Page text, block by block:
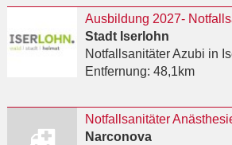
Stadt Iserlohn
Notfallsanitäter Azubi in
Entfernung: 48,1km
Notfallsanitäter
Narconova